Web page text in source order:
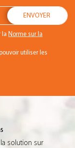
la Norme sur la
utiliser les
solution sur